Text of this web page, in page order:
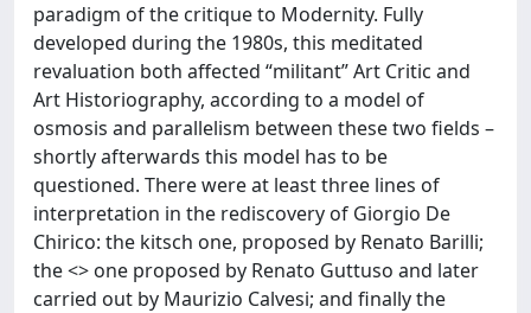
paradigm of the critique to Modernity. Fully
developed during the 1980s, this meditated
revaluation both affected “militant” Art Critic and
Art Historiography, according to a model of
osmosis and parallelism between these two fields –
shortly afterwards this model has to be
questioned. There were at least three lines of
interpretation in the rediscovery of Giorgio De
Chirico: the kitsch one, proposed by Renato Barilli;
the <> one proposed by Renato Guttuso and later
carried out by Maurizio Calvesi; and finally the